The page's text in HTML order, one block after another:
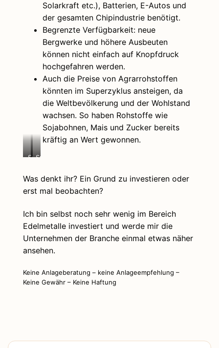
Solarkraft etc.), Batterien, E-Autos und
der gesamten Chipindustrie benötigt.
Begrenzte Verfügbarkeit: neue
Bergwerke und höhere Ausbeuten
können nicht einfach auf Knopfdruck
hochgefahren werden.
Auch die Preise von Agrarrohstoffen
könnten im Superzyklus ansteigen, da
die Weltbevölkerung und der Wohlstand
wachsen. So haben Rohstoffe wie
Sojabohnen, Mais und Zucker bereits
kräftig an Wert gewonnen.
Superzyklus
Rohstoffen
Aktiengram
Superzyklus
Rohstoffen
Aktiengram
Was denkt ihr? Ein Grund zu investieren oder
erst mal beobachten?
Ich bin selbst noch sehr wenig im Bereich
Edelmetalle investiert und werde mir die
Unternehmen der Branche einmal etwas näher
ansehen.
Keine Anlageberatung – keine Anlageempfehlung –
Keine Gewähr – Keine Haftung